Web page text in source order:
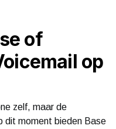
of
op
zelf, maar de
dit moment bieden Base